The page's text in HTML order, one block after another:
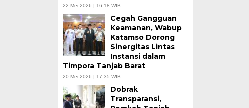
22 Mei 2026 | 16:18 WIB
Cegah Gangguan
Keamanan, Wabup
Katamso Dorong
Sinergitas Lintas
Instansi dalam
Timpora Tanjab Barat
20 Mei 2026 | 17:35 WIB
Dobrak
Transparansi,